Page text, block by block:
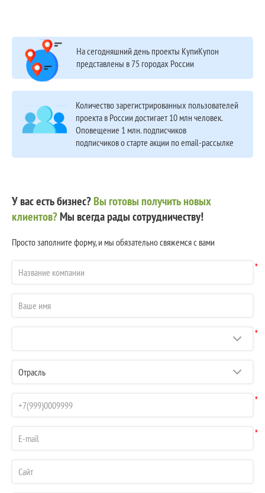
На сегодняшний день проекты КупиКупон
представлены в 75 городах России
Количество зарегистрированных пользователей
проекта в России достигает 10 млн человек.
Оповещение 1 млн. подписчиков
подписчиков о старте акции по email-рассылке
У вас есть бизнес?Вы готовы получить новых
клиентов?Мы всегда рады сотрудничеству!
Просто заполните форму, и мы обязательно свяжемся с вами
*
*
*
*